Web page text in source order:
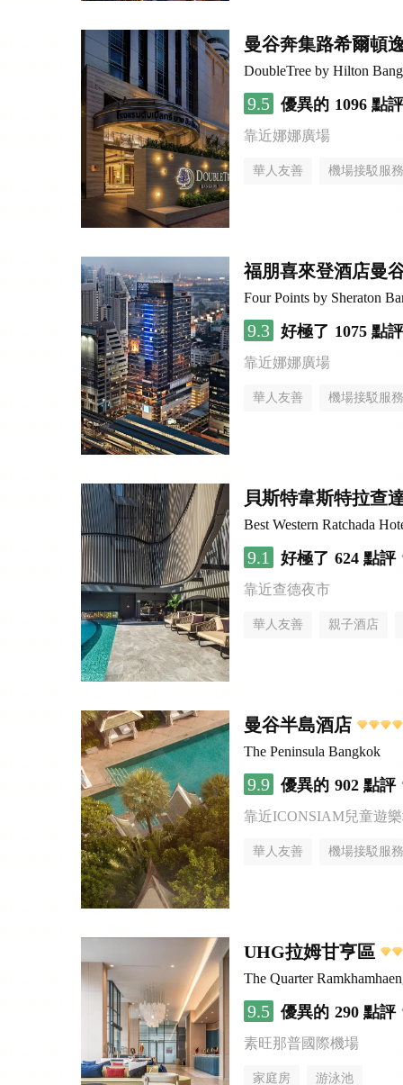
曼谷奔集路希爾頓
DoubleTree by Hilton
9.5 優異的 1096 點評
靠近娜娜廣場
華人友善 機場接駁服務
福朋喜來登酒店曼
Four Points by Sheraton
9.3 好極了 1075 點評
靠近娜娜廣場
華人友善 機場接駁服務
貝斯特韋斯特拉查
Best Western Ratchada
9.1 好極了 624 點評
靠近查德夜市
華人友善 親子酒店
曼谷半島酒店
The Peninsula Bangkok
9.9 優異的 902 點評
靠近ICONSIAM兒童遊
華人友善 機場接駁服務
UHG拉姆甘亨區
The Quarter
9.5 優異的 290 點評
素旺那普國際機場
家庭房 游泳池